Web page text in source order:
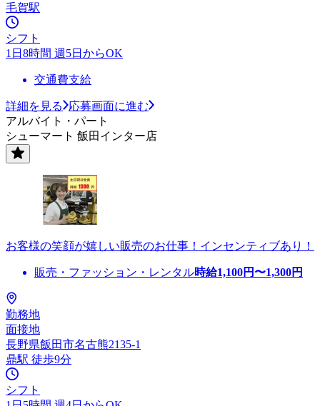
毛賀駅
シフト
1日8時間 週5日からOK
交通費支給
詳細を見る
応募画面に進む
アルバイト・パート
シューマート 飯田インター店
お客様の笑顔が嬉しい販売のお仕事！インセンティブあり！
販売・ファッション・レンタル時給1,100円〜1,300円
勤務地
面接地
長野県飯田市名古熊2135-1
鼎駅 徒歩9分
シフト